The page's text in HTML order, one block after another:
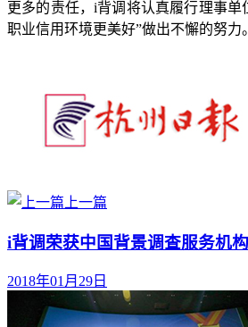
更多的责任，i背调将认真履行理事单
职业信用环境更美好”做出不懈的努力。
上一篇
i背调荣获中国背景调查服务机
2018年01月29日